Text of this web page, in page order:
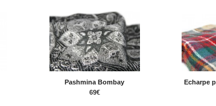
Pashmina Bombay
69€
Echarpe